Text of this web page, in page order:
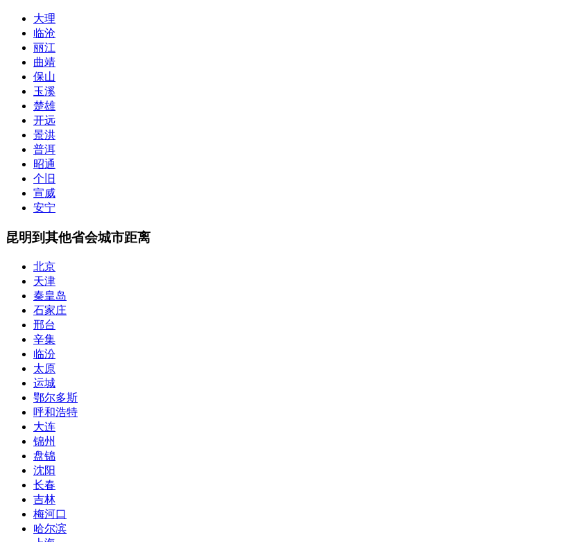
大理
临沧
丽江
曲靖
保山
玉溪
楚雄
开远
景洪
普洱
昭通
个旧
宣威
安宁
昆明到其他省会城市距离
北京
天津
秦皇岛
石家庄
邢台
辛集
临汾
太原
运城
鄂尔多斯
呼和浩特
大连
锦州
盘锦
沈阳
长春
吉林
梅河口
哈尔滨